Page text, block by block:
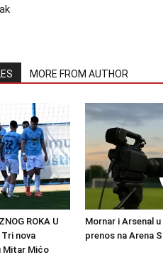
MORE FROM AUTHOR
ROKA U
Tri nova
Mitar Mićo
Mornar i Arsenal
prenos na Arena